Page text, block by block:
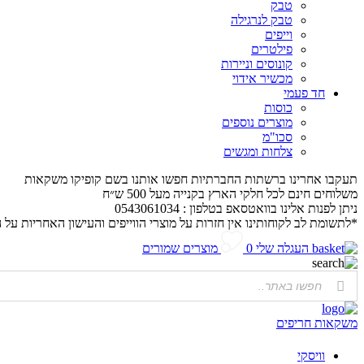
טבק
טבק לנרגילה
וייפים
פילטרים
קונוסים וניירות
מכשיר אידוי
חד פעמי
כוסות
מוצרים נוספים
סכו"מ
צלחות ומגשים
תעקבו אחרינו ברשתות החברתיות חפשו אותנו בשם קופיקו משקאות
משלוחים חינם לכל חלקי הארץ בקנייה מעל 500 ש״ח
ניתן לפנות אלינו בוואטסאפ בטלפון : 0543061034
*לתשומת לב לקוחותינו אין חזרות על מוצרי הווייפים והעישון האחריות
העגלה שלי 0 מוצרים שמורים
משקאות חריפים
וויסקי